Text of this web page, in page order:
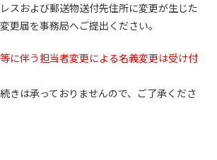
スおよび郵送物送付先住所に変更が生じた
更届を事務局へご提出ください。
に伴う担当者変更による名義変更は受け付
きは承っておりませんので、ご了承くださ